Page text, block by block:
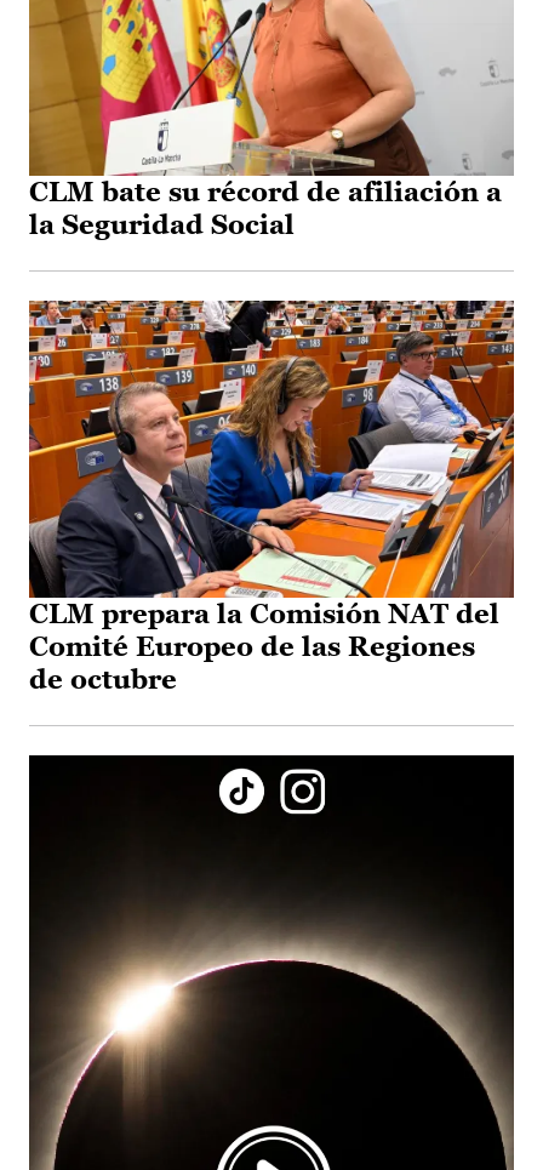
CLM bate su récord de afiliación a
la Seguridad Social
CLM prepara la Comisión NAT del
Comité Europeo de las Regiones
de octubre